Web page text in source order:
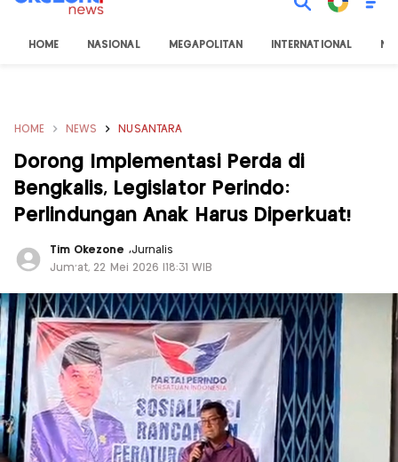
HOME NASIONAL MEGAPOLITAN INTERNATIONAL
HOME NEWS NUSANTARA
Dorong Implementasi Perda di
Bengkalis, Legislator Perindo:
Perlindungan Anak Harus Diperkuat!
Tim Okezone ,Jurnalis
Jum'at, 22 Mei 2026 |18:31 WIB